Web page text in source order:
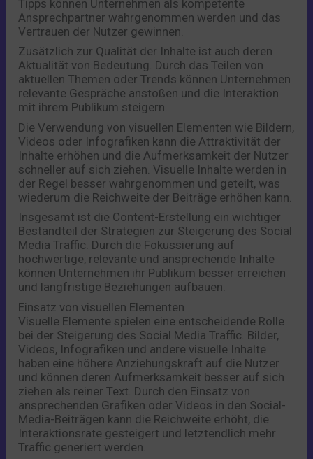
Tipps können Unternehmen als kompetente
Ansprechpartner wahrgenommen werden und das
Vertrauen der Nutzer gewinnen.
Zusätzlich zur Qualität der Inhalte ist auch deren
Aktualität von Bedeutung. Durch das Teilen von
aktuellen Themen oder Trends können Unternehmen
relevante Gespräche anstoßen und die Interaktion
mit ihrem Publikum steigern.
Die Verwendung von visuellen Elementen wie Bildern,
Videos oder Infografiken kann die Attraktivität der
Inhalte erhöhen und die Aufmerksamkeit der Nutzer
schneller auf sich ziehen. Visuelle Inhalte werden in
der Regel besser wahrgenommen und geteilt, was
wiederum die Reichweite der Beiträge erhöhen kann.
Insgesamt ist die Content-Erstellung ein wichtiger
Bestandteil der Strategien zur Steigerung des Social
Media Traffic. Durch die Fokussierung auf
hochwertige, relevante und ansprechende Inhalte
können Unternehmen ihr Publikum besser erreichen
und langfristige Beziehungen aufbauen.
Einsatz von visuellen Elementen
Visuelle Elemente spielen eine entscheidende Rolle
bei der Steigerung des Social Media Traffic. Bilder,
Videos, Infografiken und andere visuelle Inhalte
haben eine höhere Anziehungskraft auf die Nutzer
und können deren Aufmerksamkeit besser auf sich
ziehen als reiner Text. Durch den Einsatz von
ansprechenden Grafiken oder Videos in den Social-
Media-Beiträgen kann die Reichweite erhöht, die
Interaktionsrate gesteigert und letztendlich mehr
Traffic generiert werden.